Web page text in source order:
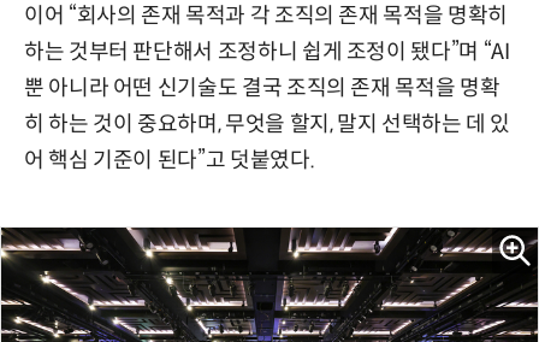
이어 “회사의 존재 목적과 각 조직의 존재 목적을 명확히
하는 것부터 판단해서 조정하니 쉽게 조정이 됐다”며 “AI
뿐 아니라 어떤 신기술도 결국 조직의 존재 목적을 명확
히 하는 것이 중요하며, 무엇을 할지, 말지 선택하는 데 있
어 핵심 기준이 된다”고 덧붙였다.